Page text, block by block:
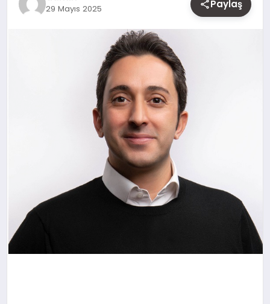
29 Mayıs 2025 Paylaş